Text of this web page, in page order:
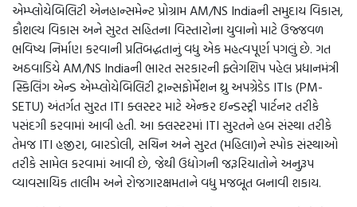
એમ્પ્લોયેબિલિટી એનહાન્સમેન્ટ પ્રોગ્રામ AM/NS Indiaની સમુદાય વિકાસ,
કૌશલ્ય વિકાસ અને સુરત સહિતના વિસ્તારોના યુવાનો માટે ઉજ્જવળ
ભવિષ્ય નિર્માણ કરવાની પ્રતિબદ્ધતાનું વધુ એક મહત્વપૂર્ણ પગલું છે. ગત
અઠવાડિયે AM/NS Indiaની ભારત સરકારની ફ્લેગશિપ પહેલ પ્રધાનમંત્રી
સ્કિલિંગ એન્ડ એમ્પ્લોયેબિલિટી ટ્રાન્સફોર્મેશન થ્રુ અપગ્રેડેડ ITIs (PM-
SETU) અંતર્ગત સુરત ITI ક્લસ્ટર માટે એન્કર ઇન્ડસ્ટ્રી પાર્ટનર તરીકે
પસંદગી કરવામાં આવી હતી. આ ક્લસ્ટરમાં ITI સુરતને હબ સંસ્થા તરીકે
તેમજ ITI હજીરા, બારડોલી, સચિન અને સુરત (મહિલા)ને સ્પોક સંસ્થાઓ
તરીકે સામેલ કરવામાં આવી છે, જેથી ઉદ્યોગની જરૂરિયાતોને અનુરૂપ
વ્યાવસાયિક તાલીમ અને રોજગારક્ષમતાને વધુ મજબૂત બનાવી શકાય.